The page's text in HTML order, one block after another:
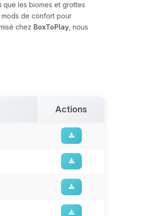
que les biomes et grottes
de confort pour
chez BoxToPlay , nous
Actions